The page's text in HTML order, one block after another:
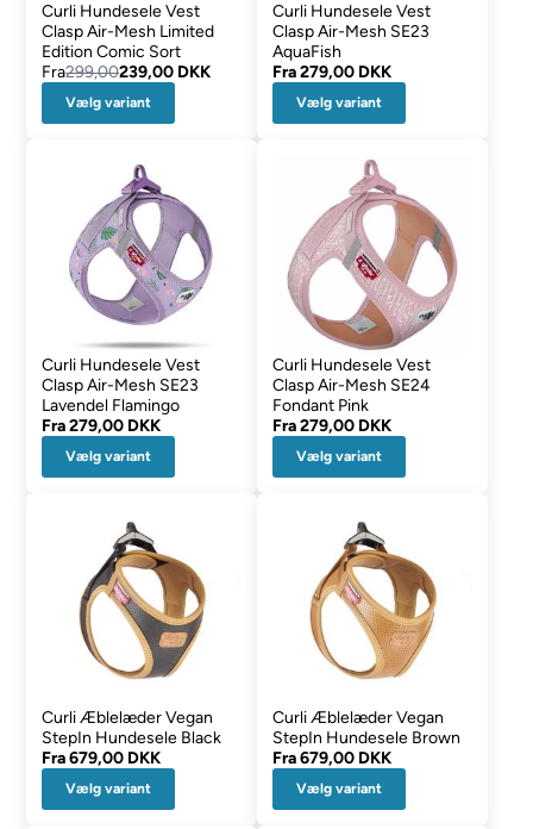
Curli Hundesele Vest
Clasp Air-Mesh Limited
Edition Comic Sort
Fra299,00239,00 DKK
Vælg variant
Curli Hundesele Vest
Clasp Air-Mesh SE23
AquaFish
Fra279,00 DKK
Vælg variant
Curli Hundesele Vest
Clasp Air-Mesh SE23
Lavendel Flamingo
Fra279,00 DKK
Vælg variant
Curli Hundesele Vest
Clasp Air-Mesh SE24
Fondant Pink
Fra279,00 DKK
Vælg variant
Curli Æblelæder Vegan
StepIn Hundesele Black
Fra679,00 DKK
Vælg variant
Curli Æblelæder Vegan
StepIn Hundesele Brown
Fra679,00 DKK
Vælg variant